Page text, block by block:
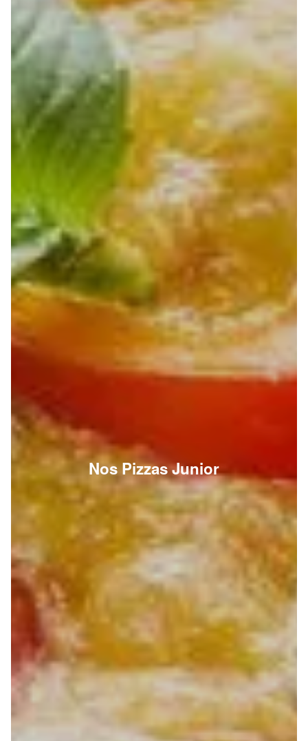
Nos Pizzas Junior